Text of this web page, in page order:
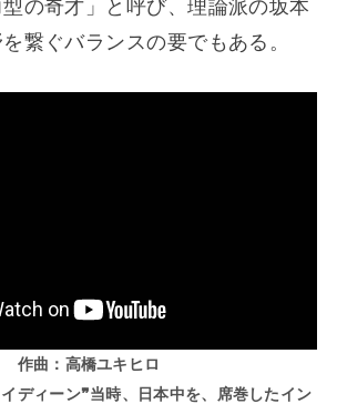
の奇才」と呼び、理論派の坂本
繋ぐバランスの要でもある。
作曲：高橋ユキヒロ
ディーン❞当時、日本中を、席巻したイン